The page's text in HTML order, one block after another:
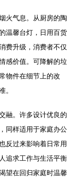
火气息。从厨房的陶
温馨台灯，日用百货
费升级，消费者不仅
感价值。可降解的垃
物件在细节上的改
。
融。许多设计优良的
同样适用于家庭办公
反过来影响着日常用
追求工作与生活平衡
望在回归家庭时温馨